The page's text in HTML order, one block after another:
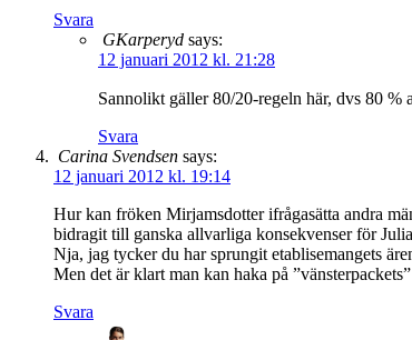
Svara
GKarperyd says:
12 januari 2012 kl. 21:28
Sannolikt gäller 80/20-regeln här, dvs 80 %
Svara
Carina Svendsen says:
12 januari 2012 kl. 19:14
Hur kan fröken Mirjamsdotter ifrågasätta andra
bidragit till ganska allvarliga konsekvenser för
Nja, jag tycker du har sprungit etablisemangets
Men det är klart man kan haka på
Svara